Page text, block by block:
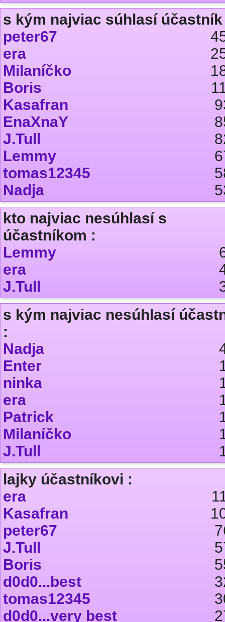
s kým najviac súhlasí
peter67
era
Milaníčko
Boris
Kasafran
EnaXnaY
J.Tull
Lemmy
tomas12345
Nadja
kto najviac nesúhlasí s
účastníkom :
Lemmy
era
J.Tull
s kým najviac nesúhlasí
:
Nadja
Enter
ninka
era
Patrick
Milaníčko
J.Tull
lajky účastníkovi :
era
Kasafran
peter67
J.Tull
Boris
d0d0...best
tomas12345
d0d0...very best